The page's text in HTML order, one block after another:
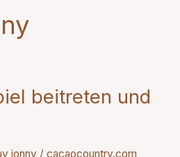
beitreten und
jonny/ cacaocountry.com